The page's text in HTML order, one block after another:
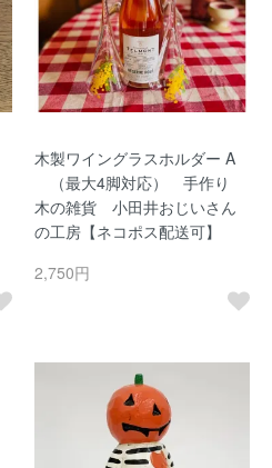
木製ワイングラスホルダー A
（最大4脚対応） 手作り
木の雑貨 小田井おじいさん
の工房【ネコポス配送可】
2,750円